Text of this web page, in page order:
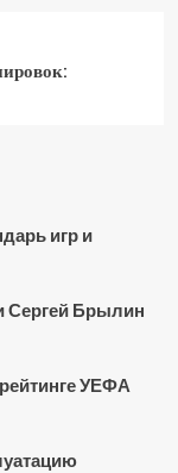
игр и
Сергей Брылин
УЕФА